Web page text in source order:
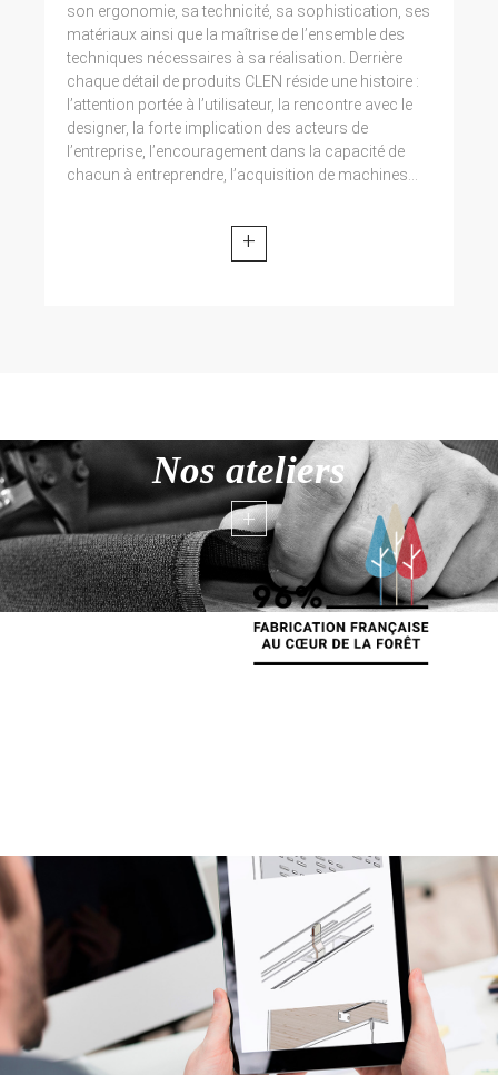
son ergonomie, sa technicité, sa sophistication, ses
matériaux ainsi que la maîtrise de l’ensemble des
techniques nécessaires à sa réalisation. Derrière
chaque détail de produits CLEN réside une histoire :
l’attention portée à l’utilisateur, la rencontre avec le
designer, la forte implication des acteurs de
l’entreprise, l’encouragement dans la capacité de
chacun à entreprendre, l’acquisition de machines...
+
Nos ateliers
+